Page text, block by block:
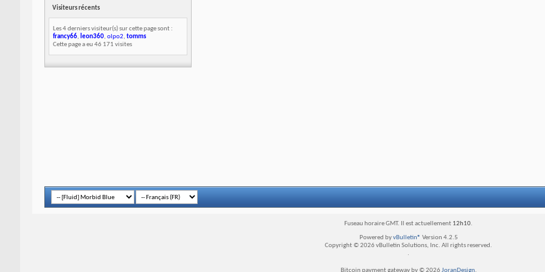
Visiteurs récents
Les 4 derniers visiteur(s) sur cette page sont :
francy66, leon360, olpo2, tomms
Cette page a eu 46 171 visites
Fuseau horaire GMT. Il est actuellement 12h10.
Powered byvBulletin® Version 4.2.5
Copyright © 2026 vBulletin Solutions, Inc. All rights reserved.
.
Bitcoin payment gateway by © 2026 JoranDesign.